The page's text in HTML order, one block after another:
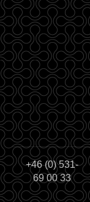
+46 (0) 531-
69 00 33